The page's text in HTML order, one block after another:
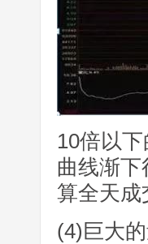
10倍以
曲线渐
算全天成
(4)巨大